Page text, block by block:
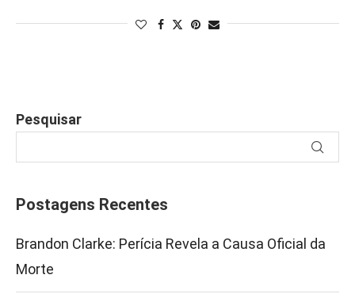
Pesquisar
Postagens Recentes
Brandon Clarke: Perícia Revela a Causa Oficial da
Morte